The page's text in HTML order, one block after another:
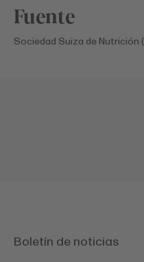
Fuente
Sociedad Suiza de Nutrición
Boletín de noticias